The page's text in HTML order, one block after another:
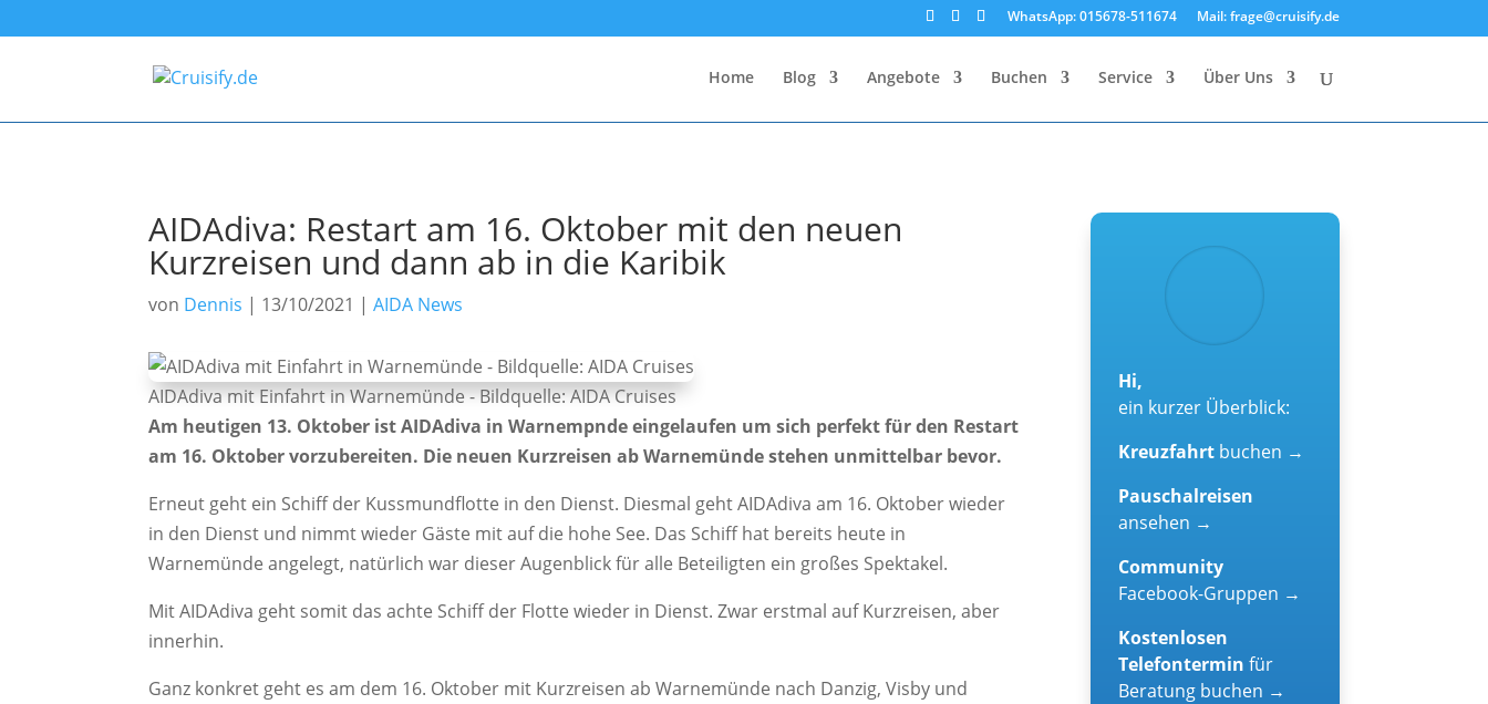
WhatsApp: 015678-511674 Mail: frage@cruisify.de
Home Blog Angebote Buchen Service Über Uns
AIDAdiva: Restart am 16. Oktober mit den neuen
Kurzreisen und dann ab in die Karibik
von Dennis | 13/10/2021 |AIDA News
AIDAdiva mit Einfahrt in Warnemünde - Bildquelle: AIDA Cruises
Am heutigen 13. Oktober ist AIDAdiva in Warnempnde eingelaufen um sich perfekt für den Restart
am 16. Oktober vorzubereiten. Die neuen Kurzreisen ab Warnemünde stehen unmittelbar bevor.
Erneut geht ein Schiff der Kussmundflotte in den Dienst. Diesmal geht AIDAdiva am 16. Oktober wieder
in den Dienst und nimmt wieder Gäste mit auf die hohe See. Das Schiff hat bereits heute in
Warnemünde angelegt, natürlich war dieser Augenblick für alle Beteiligten ein großes Spektakel.
Mit AIDAdiva geht somit das achte Schiff der Flotte wieder in Dienst. Zwar erstmal auf Kurzreisen, aber
innerhin.
Ganz konkret geht es am dem 16. Oktober mit Kurzreisen ab Warnemünde nach Danzig, Visby und
Hi,
ein kurzer Überblick:
Kreuzfahrt buchen →
Pauschalreisen
ansehen →
Community
Facebook-Gruppen →
Kostenlosen
Telefonterminfür
Beratung buchen →